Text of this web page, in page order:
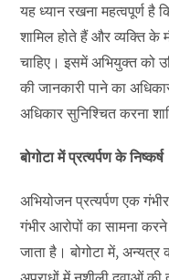
यह ध्यान रखना महत्वपूर्ण है
शामिल होते हैं और व्यक्ति के
चाहिए। इसमें अभियुक्त को
की जानकारी पाने का
अधिकार सुनिश्चित करना
बोगोटा में प्रत्यर्पण के निष्कर्ष
अभियोजन प्रत्यर्पण एक
गंभीर आरोपों का सामना
जाता है। बोगोटा में,